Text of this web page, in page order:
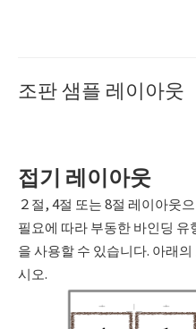
조판 샘플 레이아웃
접기 레이아웃
２절, 4절 또는 8절 레이아웃
필요에 따라 부동한 바인딩 유
을 사용할 수 있습니다. 아래
시오.